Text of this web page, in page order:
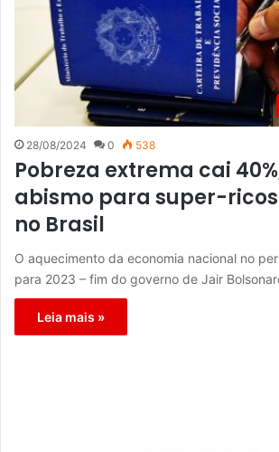
28/08/2024 0 538
Pobreza extrema cai
abismo para super-
no Brasil
O aquecimento da economia nacional no
para 2023 – fim do governo de Jair
Leia mais »